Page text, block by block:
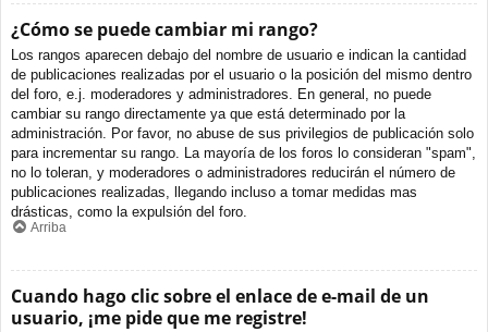
¿Cómo se puede cambiar mi rango?
Los rangos aparecen debajo del nombre de usuario e indican la cantidad
de publicaciones realizadas por el usuario o la posición del mismo dentro
del foro, e.j. moderadores y administradores. En general, no puede
cambiar su rango directamente ya que está determinado por la
administración. Por favor, no abuse de sus privilegios de publicación solo
para incrementar su rango. La mayoría de los foros lo consideran "spam",
no lo toleran, y moderadores o administradores reducirán el número de
publicaciones realizadas, llegando incluso a tomar medidas mas
drásticas, como la expulsión del foro.
Arriba
Cuando hago clic sobre el enlace de e-mail de un
usuario, ¡me pide que me registre!